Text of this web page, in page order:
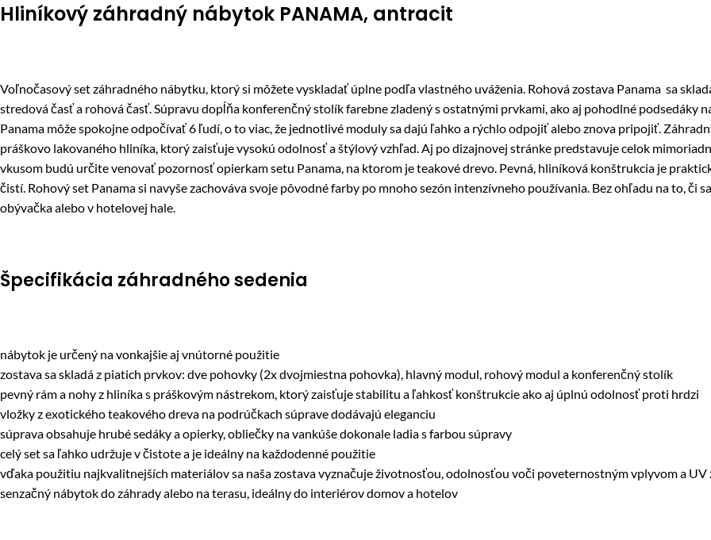
Hliníkový záhradný nábytok PANAMA, antracit
Voľnočasový set záhradného nábytku, ktorý si môžete vyskladať úplne podľa vlastného uváženia. Rohová zostava Panama sa
stredová časť a rohová časť. Súpravu dopĺňa konferenčný stolík farebne zladený s ostatnými prvkami, ako aj pohodlné podsedáky
Panama môže spokojne odpočívať 6 ľudí, o to viac, že ​​jednotlivé moduly sa dajú ľahko a rýchlo odpojiť alebo znova pripojiť.
práškovo lakovaného hliníka, ktorý zaisťuje vysokú odolnosť a štýlový vzhľad. Aj po dizajnovej stránke predstavuje celok
vkusom budú určite venovať pozornosť opierkam setu Panama, na ktorom je teakové drevo. Pevná, hliníková konštrukcia je
čistí. Rohový set Panama si navyše zachováva svoje pôvodné farby po mnoho sezón intenzívneho používania. Bez ohľadu na to, či
obývačka alebo v hotelovej hale.
Špecifikácia záhradného sedenia
nábytok je určený na vonkajšie aj vnútorné použitie
zostava sa skladá z piatich prvkov: dve pohovky (2x dvojmiestna pohovka), hlavný modul, rohový modul a konferenčný stolík
pevný rám a nohy z hliníka s práškovým nástrekom, ktorý zaisťuje stabilitu a ľahkosť konštrukcie ako aj úplnú odolnosť proti hrdzi
vložky z exotického teakového dreva na podrúčkach súprave dodávajú eleganciu
súprava obsahuje hrubé sedáky a opierky, obliečky na vankúše dokonale ladia s farbou súpravy
celý set sa ľahko udržuje v čistote a je ideálny na každodenné použitie
vďaka použitiu najkvalitnejších materiálov sa naša zostava vyznačuje životnosťou, odolnosťou voči poveternostným vplyvom a UV
senzačný nábytok do záhrady alebo na terasu, ideálny do interiérov domov a hotelov